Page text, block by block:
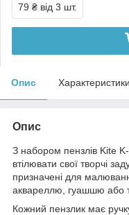
79 ₴ від 3 шт.
Опис Характеристики
Опис
З набором пензлів Kite
втілювати свої творчі
призначені для
аквареллю, гуашшю або
Кожний пензлик має